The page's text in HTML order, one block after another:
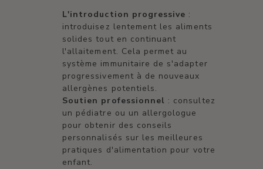
L'introduction progressive :
introduisez lentement les aliments
solides tout en continuant
l'allaitement. Cela permet au
système immunitaire de s'adapter
progressivement à de nouveaux
allergènes potentiels.
Soutien professionnel : consultez
un pédiatre ou un allergologue
pour obtenir des conseils
personnalisés sur les meilleures
pratiques d'alimentation pour votre
enfant.